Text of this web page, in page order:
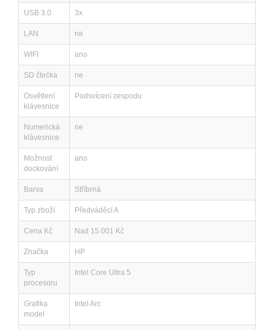
USB 3.0 3x
LAN ne
WIFI ano
SD čtečka ne
Osvětlení
klávesnice
Podsvícení zespodu
Numerická
klávesnice
ne
Možnost
dockování
ano
Barva Stříbrná
Typ zboží Předváděcí A
Cena Kč Nad 15 001 Kč
Značka HP
Typ
procesoru
Intel Core Ultra 5
Grafika
model
Intel Arc